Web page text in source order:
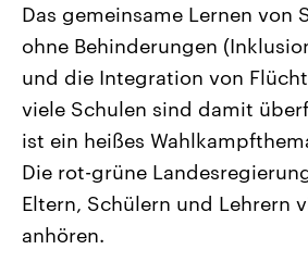
Landtagswahl Sachsen-Anhalt
2026
Alle Informationen
Sachsen-Anhalt wählt am 6.
September 2026 einen neuen
Landtag. Seit 2021 wird das
Bundesland von einer Koalition aus
Umfragen, Prognosen,
Das gemeinsame Lernen von
ohne Behinderungen
und die Integration von
viele Schulen sind damit
ist ein heißes
Die rot-grüne
Eltern, Schülern und Lehrern
anhören.